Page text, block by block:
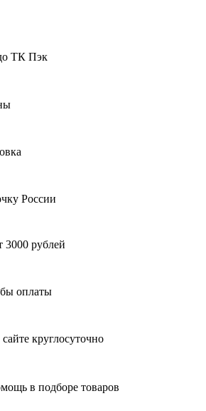
ТК Пэк
России
3000 рублей
оплаты
круглосуточно
в подборе товаров